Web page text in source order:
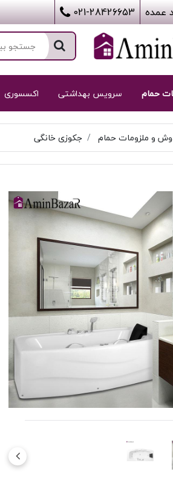
عمده 021-28426653
حمام سرویس بهداشتی اکسسوری
و ملزومات حمام جکوزی خانگی